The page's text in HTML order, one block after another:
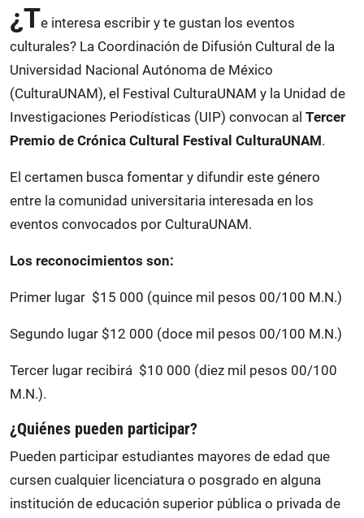
¿Te interesa escribir y te gustan los eventos
culturales? La Coordinación de Difusión Cultural de la
Universidad Nacional Autónoma de México
(CulturaUNAM), el Festival CulturaUNAM y la Unidad de
Investigaciones Periodísticas (UIP) convocan al Tercer
Premio de Crónica Cultural Festival CulturaUNAM.
El certamen busca fomentar y difundir este género
entre la comunidad universitaria interesada en los
eventos convocados por CulturaUNAM.
Los reconocimientos son:
Primer lugar $15 000 (quince mil pesos 00/100 M.N.)
Segundo lugar $12 000 (doce mil pesos 00/100 M.N.)
Tercer lugar recibirá $10 000 (diez mil pesos 00/100
M.N.).
¿Quiénes pueden participar?
Pueden participar estudiantes mayores de edad que
cursen cualquier licenciatura o posgrado en alguna
institución de educación superior pública o privada de